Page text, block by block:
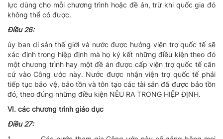
lực dùng cho mỗi chương trình hoặc đề án, trừ khi quốc gia đó
không thể có được.
Ðiều 26:
ủy ban di sản thế giới và nước được hưởng viện trợ quốc tế sẽ
xác định trong hiệp định mà họ ký kết những điều kiện theo đó
một chương trình hay một đề án được cấp viện trợ quốc tế căn
cứ vào Công ước này. Nước được nhận viện trợ quốc tế phải
tiếp tục bảo vệ, bảo tồn và tôn tạo các tài sản đã được bảo tồn
đó, theo đúng những điều kiện NÊU RA TRONG HIỆP ÐỊNH.
VI. các chương trình giáo dục
Ðiều 27: